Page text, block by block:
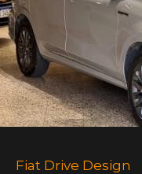
Fiat Drive Design